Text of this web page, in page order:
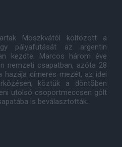
Moszkvától költözött a
pályafutását az argentin
kezdte. Marcos három éve
nemzeti csapatban, azóta 28
hazája címeres mezét, az idei
köztük a döntõben
utolsó csoportmeccsen gólt
is beválasztották.